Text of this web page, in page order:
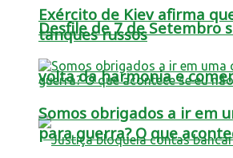
Desfile de 7 de Setembro
volta da harmonia e
Exército de Kiev afirma
tanques russos
Somos obrigados a ir em
para guerra? O que